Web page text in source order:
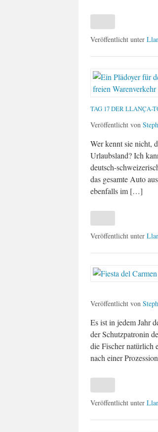
Veröffentlicht unter
TAG 17 DER LLANÇA-
Veröffentlicht von
Wer kennt sie nicht,
Urlaubsland? Ich
deutsch-
das gesamte Auto
ebenfalls im […]
Veröffentlicht unter
Veröffentlicht von
Es ist in jedem Jahr
der Schutzpatronin
die Fischer natürlich
nach einer
Veröffentlicht unter